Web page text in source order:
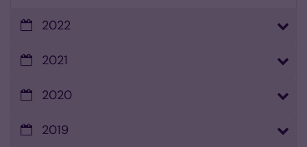
2022
2021
2020
2019